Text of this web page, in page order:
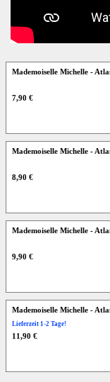
Mademoiselle Michelle -
7,90 €
Mademoiselle Michelle -
8,90 €
Mademoiselle Michelle -
9,90 €
Mademoiselle Michelle -
Lieferzeit 1-2 Tage!
11,90 €